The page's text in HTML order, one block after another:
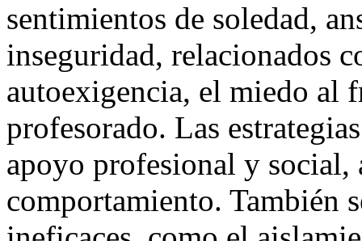
sentimientos de soledad,
inseguridad, relacionados
autoexigencia, el miedo al
profesorado. Las
apoyo profesional y social,
comportamiento. También